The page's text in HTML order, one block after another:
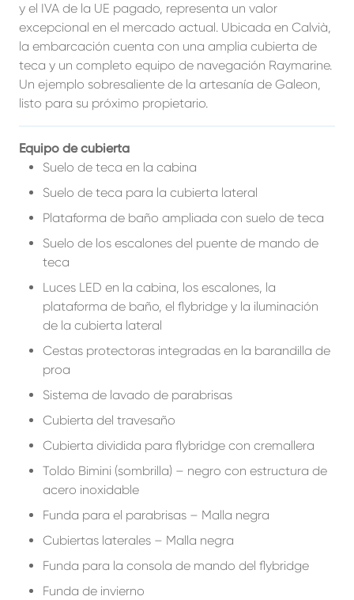
y el IVA de la UE pagado, representa un valor
excepcional en el mercado actual. Ubicada en Calvià,
la embarcación cuenta con una amplia cubierta de
teca y un completo equipo de navegación Raymarine.
Un ejemplo sobresaliente de la artesanía de Galeon,
listo para su próximo propietario.
Equipo de cubierta
Suelo de teca en la cabina
Suelo de teca para la cubierta lateral
Plataforma de baño ampliada con suelo de teca
Suelo de los escalones del puente de mando de
teca
Luces LED en la cabina, los escalones, la
plataforma de baño, el flybridge y la iluminación
de la cubierta lateral
Cestas protectoras integradas en la barandilla de
proa
Sistema de lavado de parabrisas
Cubierta del travesaño
Cubierta dividida para flybridge con cremallera
Toldo Bimini (sombrilla) – negro con estructura de
acero inoxidable
Funda para el parabrisas – Malla negra
Cubiertas laterales – Malla negra
Funda para la consola de mando del flybridge
Funda de invierno